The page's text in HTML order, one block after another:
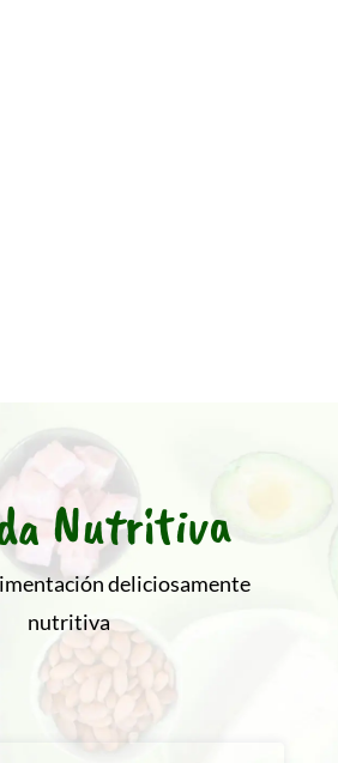
Nutritiva
deliciosamente
nutritiva